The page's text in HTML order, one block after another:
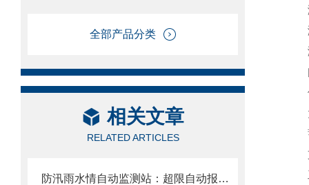
全部产品分类
相关文章
RELATED ARTICLES
防汛雨水情自动监测站：超限自动报警，为防汛调度争取黄金响应时间。
测
测
测
间
供
太
蓄
支
工